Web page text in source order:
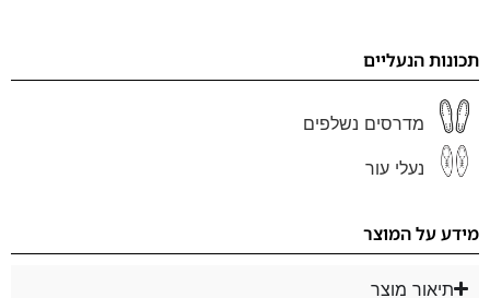
תכונות הנעליים
מדרסים נשלפים
נעלי עור
מידע על המוצר
תיאור מוצר